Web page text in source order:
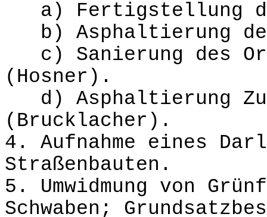
a) Fertigstellung
b) Asphaltierung der
c) Sanierung des
(Hosner).
d) Asphaltierung
(Brucklacher).
4. Aufnahme eines
Straßenbauten.
5. Umwidmung von
Schwaben;